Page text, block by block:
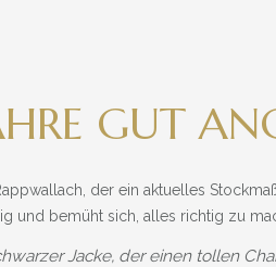
GUT
der ein aktuelles
und bemüht sich, alles richtig zu
Jacke, der einen tollen